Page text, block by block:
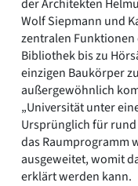
der Architekten
Wolf Siepmann und
zentralen Funktionen
Bibliothek bis zu
einzigen Baukörper
außergewöhnlich
„Universität unter
Ursprünglich für
das Raumprogramm
ausgeweitet, womit
erklärt werden kann.